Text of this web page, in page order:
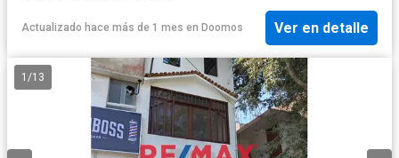
Actualizado hace más de 1 mes en Doomos Ver en detalle
1 /13